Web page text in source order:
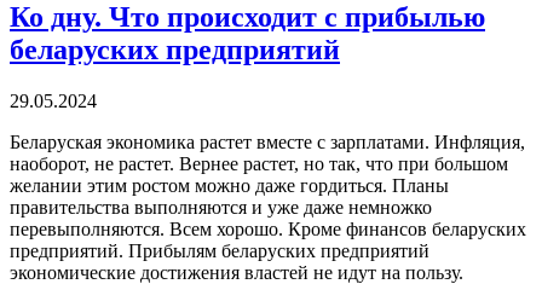
Ко дну. Что происходит с прибылью
беларуских предприятий
29.05.2024
Беларуская экономика растет вместе с зарплатами. Инфляция,
наоборот, не растет. Вернее растет, но так, что при большом
желании этим ростом можно даже гордиться. Планы
правительства выполняются и уже даже немножко
перевыполняются. Всем хорошо. Кроме финансов беларуских
предприятий. Прибылям беларуских предприятий
экономические достижения властей не идут на пользу.